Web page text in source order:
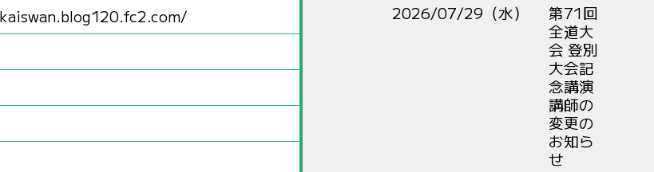
2026/07/29（水）
第71回
全道大
会 登別
大会記
念講演
講師の
変更の
お知ら
せ